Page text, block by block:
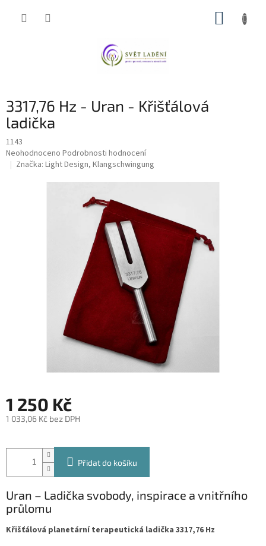
3317,76 Hz - Uran - Křišťálová
ladička
1143
Průměrné
hodnocení
Neohodnoceno Podrobnosti hodnocení
Značka: Light Design, Klangschwingung
1 250 Kč
1 033,06 Kč bez DPH
cena:
Přidat do košíku
Uran – Ladička svobody, inspirace a vnitřního
průlomu
Křišťálová planetární terapeutická ladička 3317,76 Hz